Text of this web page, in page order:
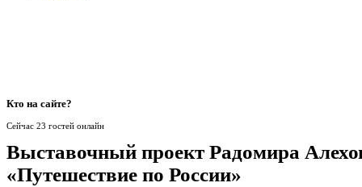
Кто на сайте?
Сейчас 23 гостей онлайн
Выставочный проект Радомира
«Путешествие по России»